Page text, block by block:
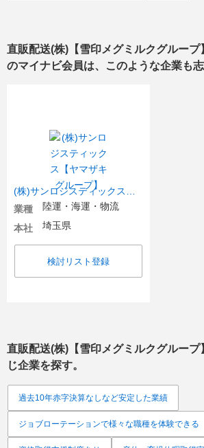
直販配送(株)【雪印メグミルクグループ
のマイナビ会員は、このような企業も志
業種
陸運・海運・物流
本社
埼玉県
検討リスト登録
直販配送(株)【雪印メグミルクグループ
じ企業を探す。
過去10年赤字決算なしなど安定した業績
ジョブローテーションで様々な職種を体験できる